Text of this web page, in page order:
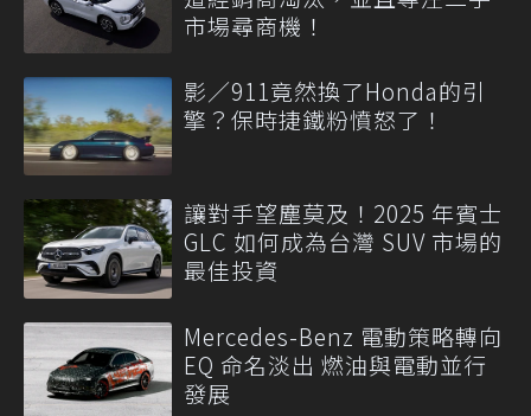
市場尋商機！
影／911竟然換了Honda的引
擎？保時捷鐵粉憤怒了！
讓對手望塵莫及！2025 年賓士
GLC 如何成為台灣 SUV 市場的
最佳投資
Mercedes-Benz 電動策略轉向
EQ 命名淡出 燃油與電動並行
發展